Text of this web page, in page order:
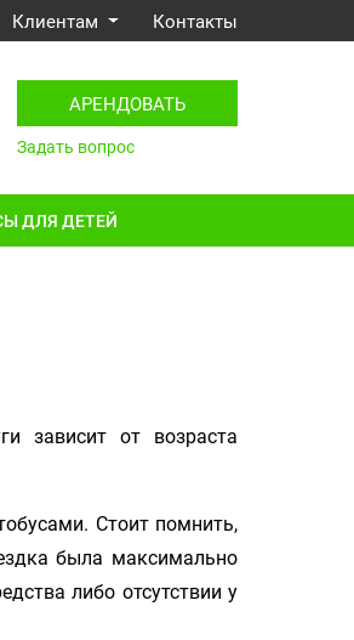
Клиентам Контакты
АРЕНДОВАТЬ
Задать вопрос
ДЛЯ ДЕТЕЙ
зависит от возраста
Стоит помнить,
была максимально
либо отсутствии у